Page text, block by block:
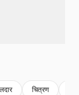
चित्रण